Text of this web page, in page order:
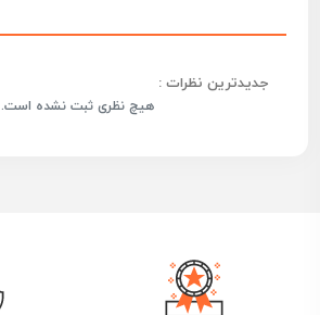
جدیدترین نظرات :
هیچ نظری ثبت نشده است.